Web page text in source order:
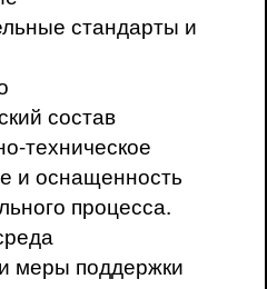
стандарты и
состав
техническое
и оснащенность
процесса.
меры поддержки